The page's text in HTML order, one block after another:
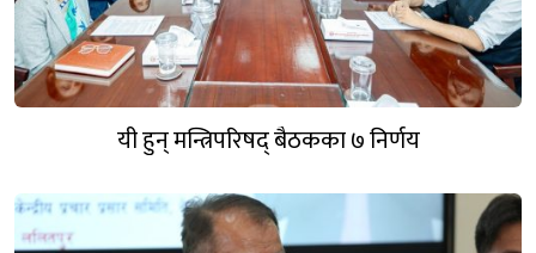
यी हुन् मन्त्रिपरिषद् बैठकका ७ निर्णय